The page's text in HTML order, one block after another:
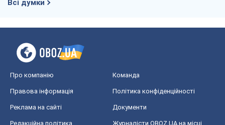
Всі думки
Про компанію Команда
Правова інформація Політика конфіденційності
Реклама на сайті Документи
Редакційна політика
Журналісти OBOZ.UA на місці